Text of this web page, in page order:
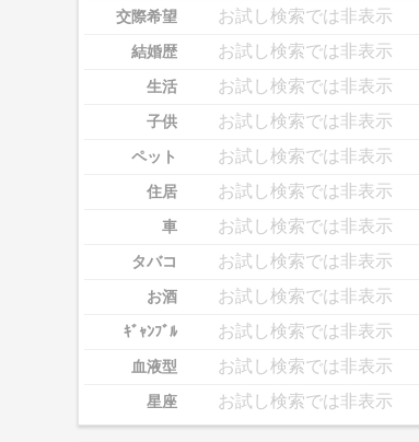
交際希望 お試し検索では非表示
結婚歴 お試し検索では非表示
生活 お試し検索では非表示
子供 お試し検索では非表示
ペット お試し検索では非表示
住居 お試し検索では非表示
車 お試し検索では非表示
タバコ お試し検索では非表示
お酒 お試し検索では非表示
ｷﾞｬﾝﾌﾞﾙ お試し検索では非表示
血液型 お試し検索では非表示
星座 お試し検索では非表示